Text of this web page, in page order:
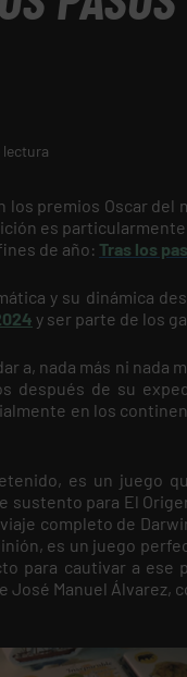
lectura
los premios Oscar
es
de año: Tras los
y su dinámica
y ser parte de los
a, nada más ni
después de su
en los
es un juego
para El
completo de
es un juego
para cautivar a
José Manuel Álvarez,